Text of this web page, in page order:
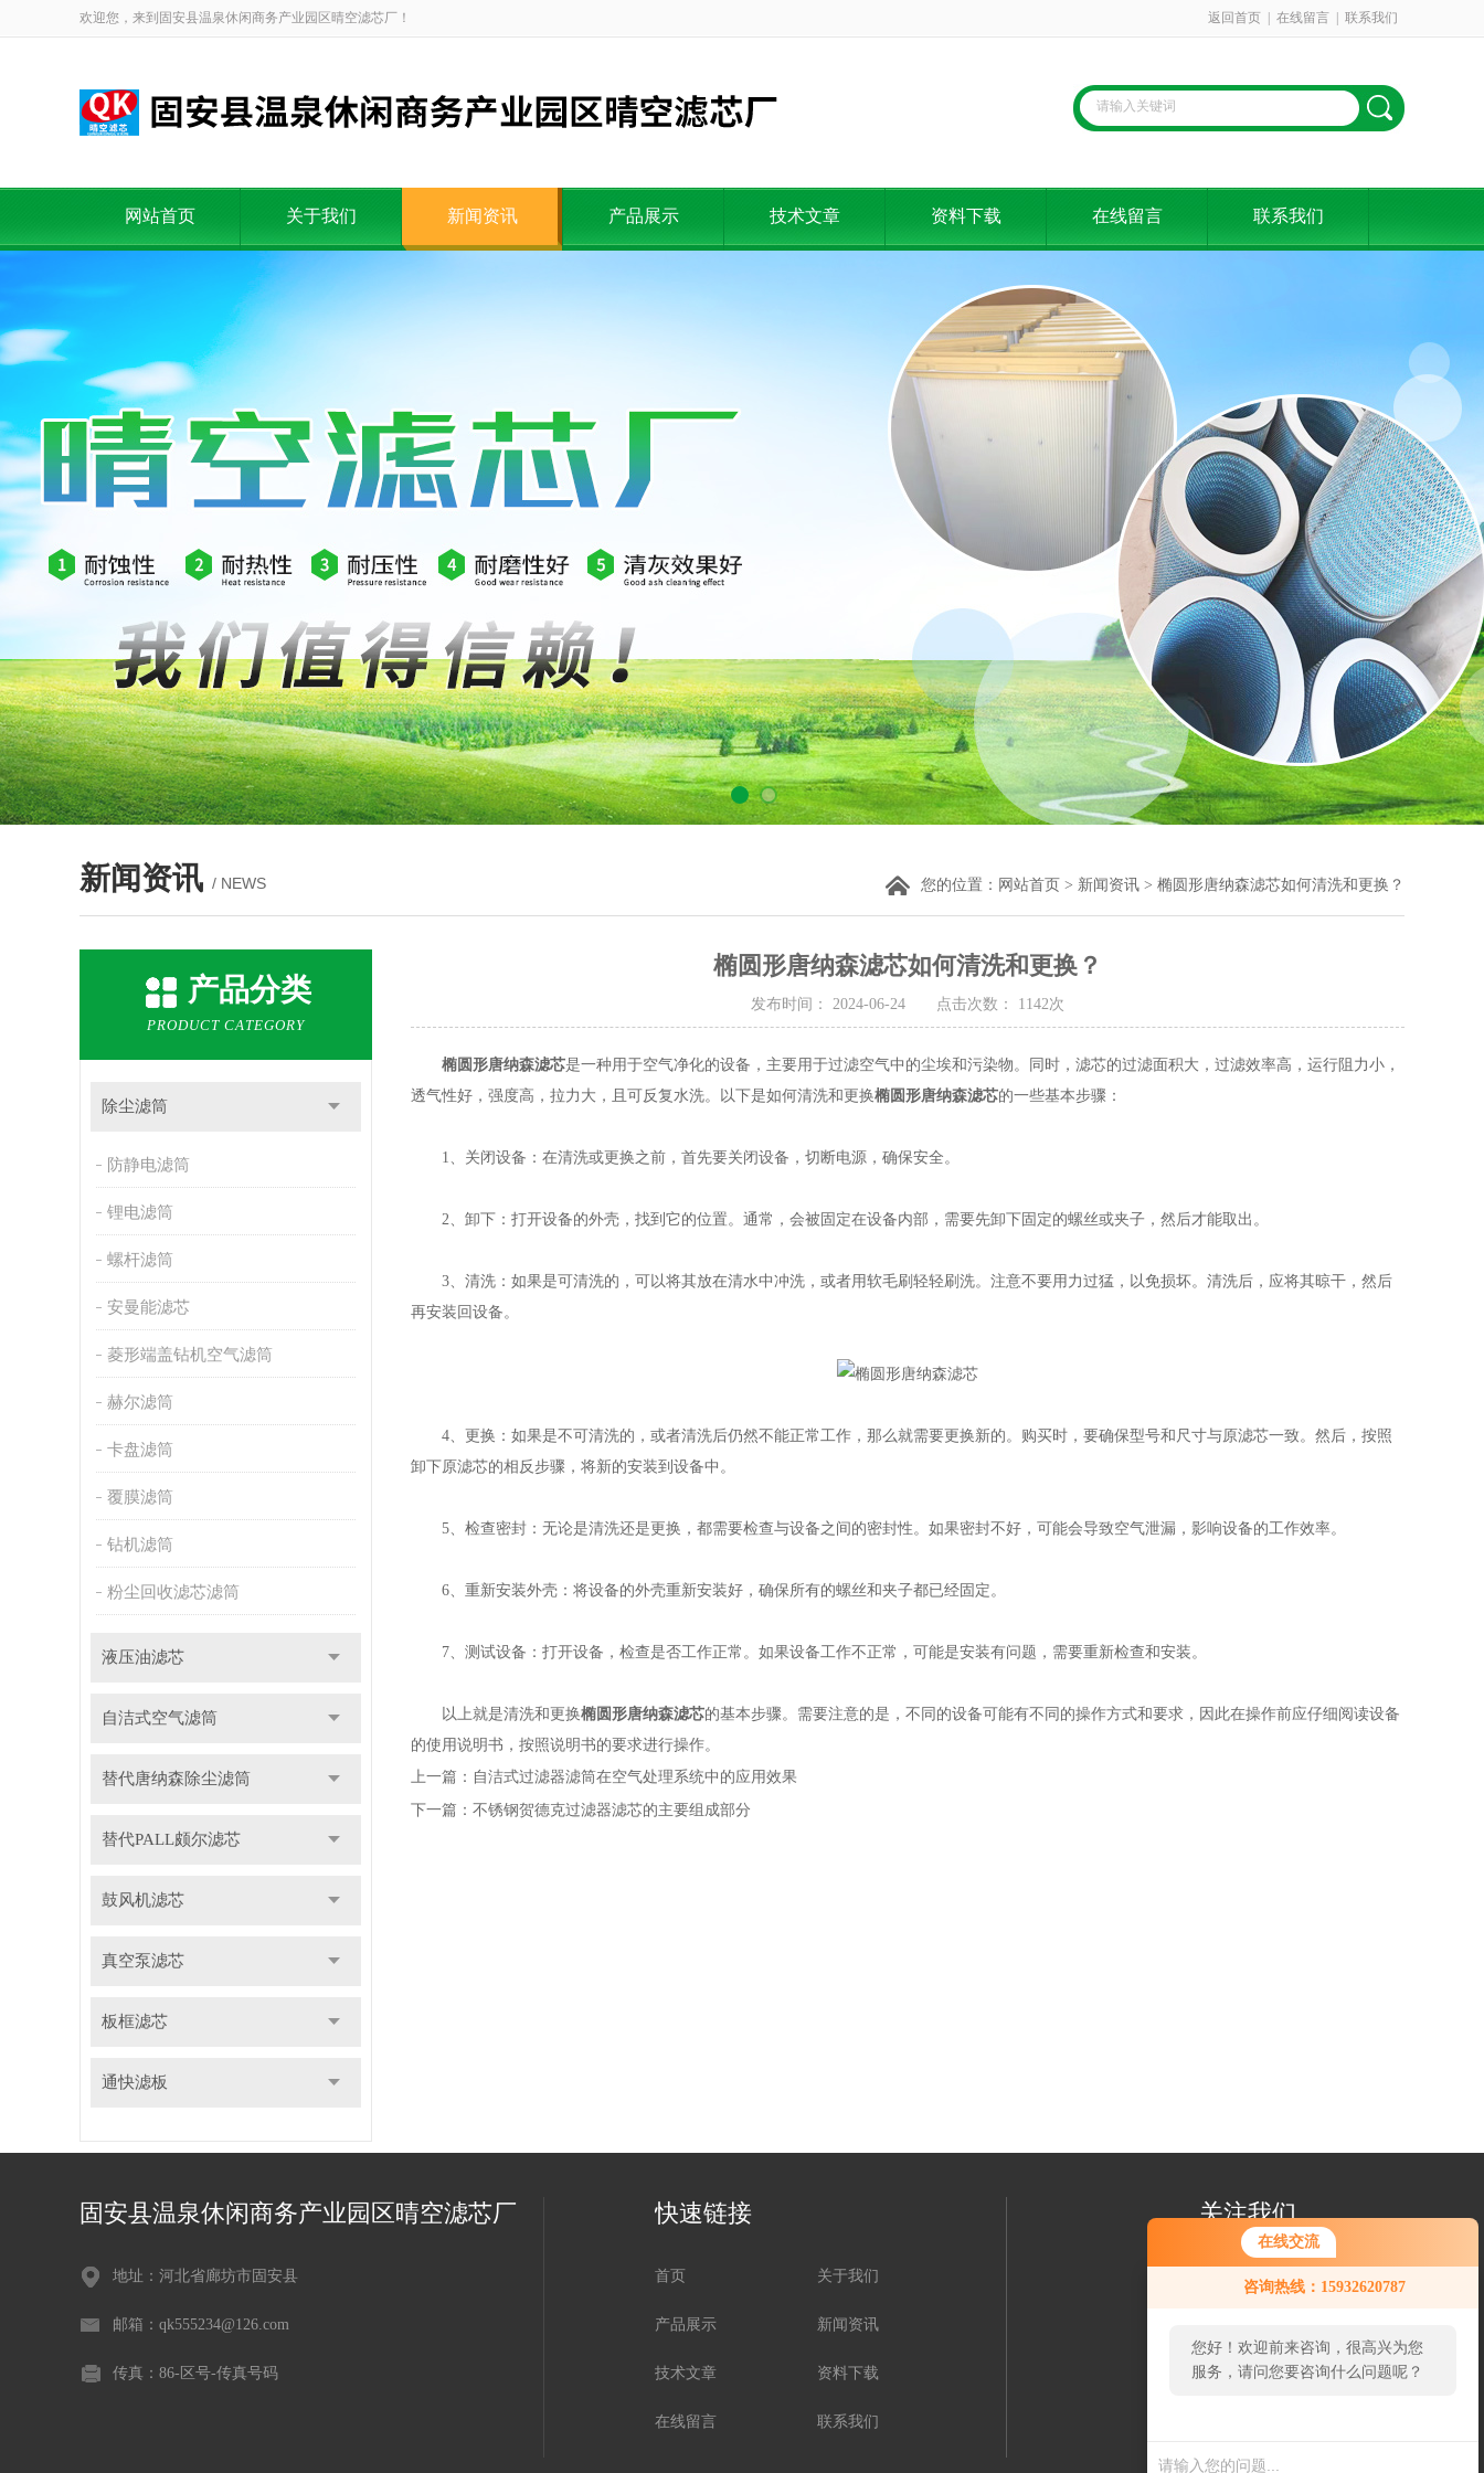
在线交流
咨询热线：15932620787
您好！欢迎前来咨询，很高兴为您
服务，请问您要咨询什么问题呢？
欢迎您，来到固安县温泉休闲商务产业园区晴空滤芯厂！ 返回首页 在线留言 联系我们
网站首页 关于我们 新闻资讯 产品展示 技术文章 资料下载 在线留言 联系我们
新闻资讯 / NEWS 您的位置： 网站首页 > 新闻资讯 > 椭圆形唐纳森滤芯如何清洗和更换？
产品分类
PRODUCT CATEGORY
除尘滤筒
防静电滤筒
锂电滤筒
螺杆滤筒
安曼能滤芯
菱形端盖钻机空气滤筒
赫尔滤筒
卡盘滤筒
覆膜滤筒
钻机滤筒
粉尘回收滤芯滤筒
液压油滤芯
自洁式空气滤筒
替代唐纳森除尘滤筒
替代PALL颇尔滤芯
鼓风机滤芯
真空泵滤芯
板框滤芯
通快滤板
椭圆形唐纳森滤芯如何清洗和更换？
发布时间： 2024-06-24 点击次数： 1142次
椭圆形唐纳森滤芯是一种用于空气净化的设备，主要用于过滤空气中的尘埃和污染物。同时，滤芯的过滤面积大，过滤效率高，运行阻力小，
透气性好，强度高，拉力大，且可反复水洗。以下是如何清洗和更换椭圆形唐纳森滤芯的一些基本步骤：
1、关闭设备：在清洗或更换之前，首先要关闭设备，切断电源，确保安全。
2、卸下：打开设备的外壳，找到它的位置。通常，会被固定在设备内部，需要先卸下固定的螺丝或夹子，然后才能取出。
3、清洗：如果是可清洗的，可以将其放在清水中冲洗，或者用软毛刷轻轻刷洗。注意不要用力过猛，以免损坏。清洗后，应将其晾干，然后
再安装回设备。
4、更换：如果是不可清洗的，或者清洗后仍然不能正常工作，那么就需要更换新的。购买时，要确保型号和尺寸与原滤芯一致。然后，按照
卸下原滤芯的相反步骤，将新的安装到设备中。
5、检查密封：无论是清洗还是更换，都需要检查与设备之间的密封性。如果密封不好，可能会导致空气泄漏，影响设备的工作效率。
6、重新安装外壳：将设备的外壳重新安装好，确保所有的螺丝和夹子都已经固定。
7、测试设备：打开设备，检查是否工作正常。如果设备工作不正常，可能是安装有问题，需要重新检查和安装。
以上就是清洗和更换椭圆形唐纳森滤芯的基本步骤。需要注意的是，不同的设备可能有不同的操作方式和要求，因此在操作前应仔细阅读设备
的使用说明书，按照说明书的要求进行操作。
上一篇： 自洁式过滤器滤筒在空气处理系统中的应用效果
下一篇： 不锈钢贺德克过滤器滤芯的主要组成部分
固安县温泉休闲商务产业园区晴空滤芯厂
地址：河北省廊坊市固安县
邮箱：qk555234@126.com
传真：86-区号-传真号码
快速链接
首页 关于我们
产品展示 新闻资讯
技术文章 资料下载
在线留言 联系我们
关注我们